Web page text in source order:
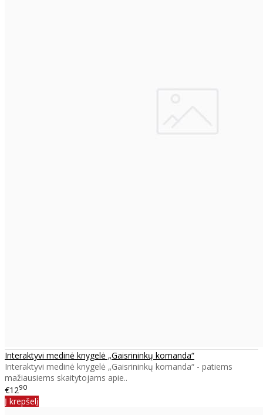
Interaktyvi medinė knygelė „Gaisrininkų komanda“
Interaktyvi medinė knygelė „Gaisrininkų komanda“ - patiems
mažiausiems skaitytojams apie..
€1290
Į krepšelį